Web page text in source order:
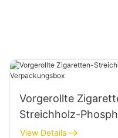
Vorgerollte
Streichholz-
Verpackungsbox
View Details